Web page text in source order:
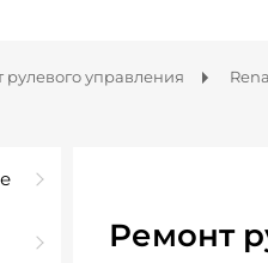
рулевого управления
Ремонт